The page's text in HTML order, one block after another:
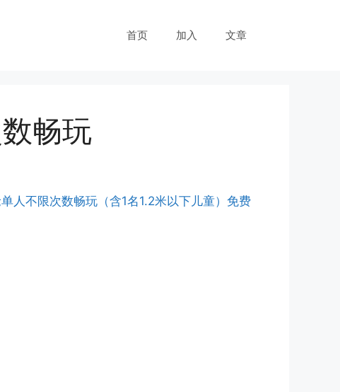
首页 加入 文章
畅玩
人不限次数畅玩（含1名1.2米以下儿童）免费